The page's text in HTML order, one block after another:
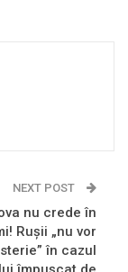
NEXT POST
nu crede în
Ruşii „nu vor
în cazul